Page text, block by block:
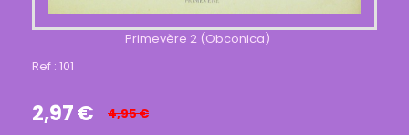
Primevère 2 (Obconica)
Ref : 101
2,97€ 4,95€